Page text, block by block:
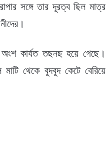
সঙ্গে তার দূরত্ব ছিল মাত্র
অংশ কার্যত তছনছ হয়ে গেছে।
থেকে বুদবুদ কেটে বেরিয়ে